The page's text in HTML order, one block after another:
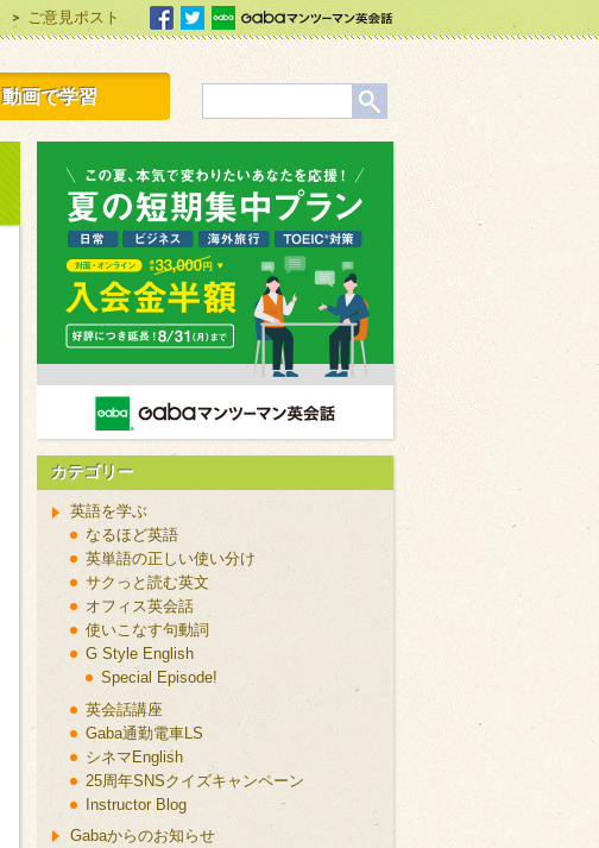
ご意見ポスト facebook
Twitter Gabaマンツーマン英会話
動画で学習
カテゴリー
英語を学ぶ
なるほど英語
英単語の正しい使い分け
サクっと読む英文
オフィス英会話
使いこなす句動詞
G Style English
Special Episode!
英会話講座
Gaba通勤電車LS
シネマEnglish
25周年SNSクイズキャンペーン
Instructor Blog
Gabaからのお知らせ